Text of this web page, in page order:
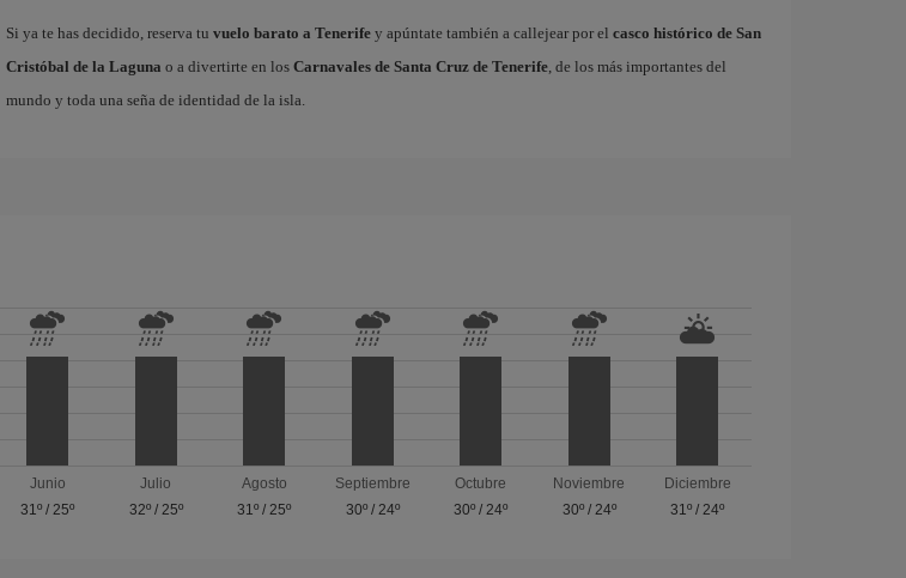
Si ya te has decidido, reserva tu vuelo barato a Tenerifey apúntate también a callejear por el casco histórico de San
Cristóbal de la Laguna o a divertirte en los Carnavales de Santa Cruz de Tenerife, de los más importantes del
mundo y toda una seña de identidad de la isla.
Junio
31º /25º
Julio
32º/ 25º
Agosto
31º /25º
Septiembre
30º/ 24º
Octubre
30º /24º
Noviembre
30º/ 24º
Diciembre
31º /24º